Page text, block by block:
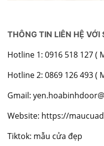
THÔNG TIN LIÊN HỆ VỚI
Hotline 1: 0916 518 127 (
Hotline 2: 0869 126 493 (
Gmail:
Website: https://
Tiktok: mẫu cửa đẹp